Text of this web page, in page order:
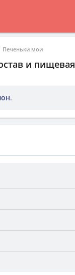
Печеньки мои
и пищевая
.